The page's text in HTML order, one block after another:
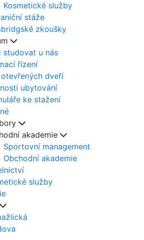
Kosmetické služby
stáže
zkoušky
studovat u nás
řízení
dveří
ubytování
ke stažení
akademie
Sportovní management
Obchodní akademie
služby